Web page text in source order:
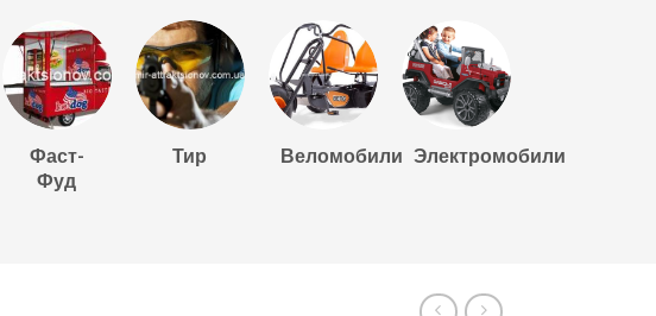
Фаст-
Фуд
Тир Веломобили Электромобили